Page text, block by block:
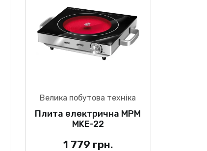
Велика побутова техніка
Плита електрична MPM
MKE-22
1 779 грн.